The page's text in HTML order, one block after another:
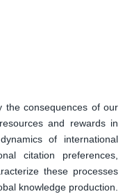
the consequences of our
and rewards in
of international
citation preferences,
these processes
knowledge production.